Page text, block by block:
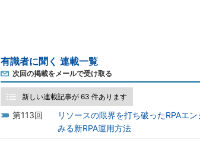
有識者に聞く 連載一覧
次回の掲載をメールで受け取る
新しい連載記事が 63 件あります
113
リソースの限界を打ち破ったRPAエ
みる新RPA運用方法